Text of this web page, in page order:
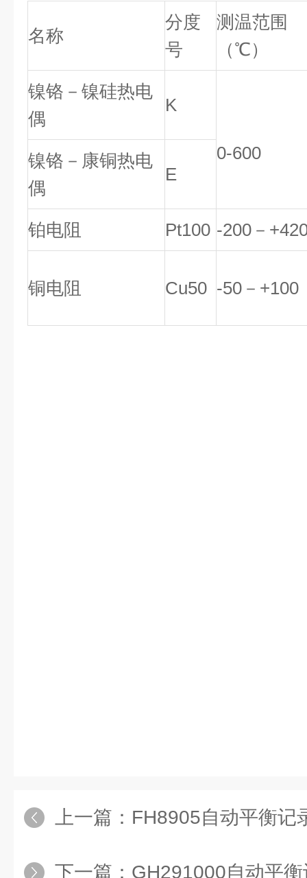
名称
分度
号
测温范围
（℃）
镍铬－镍硅热电
偶
K
0-600
镍铬－康铜热电
偶
E
铂电阻 Pt100 -200－
铜电阻 Cu50 -50－+100
上一篇： FH8905自动平衡记
下一篇： GH291000自动平